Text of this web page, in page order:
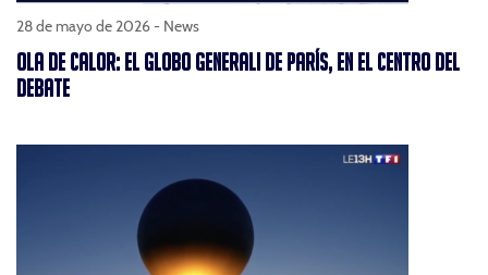
28 de mayo de 2026 - News
OLA DE CALOR: EL GLOBO GENERALI DE PARÍS, EN EL CENTRO DEL
DEBATE